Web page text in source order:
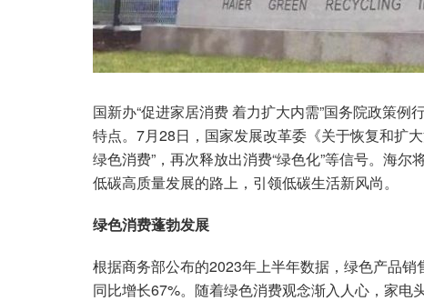
国新办“促进家居消费 着力扩大内需”国务院政策
特点。7月28日，国家发展改革委《关于恢复和扩
绿色消费”，再次释放出消费“绿色化”等信号。海
低碳高质量发展的路上，引领低碳生活新风尚。
绿色消费蓬勃发展
根据商务部公布的2023年上半年数据，绿色产品
同比增长67%。随着绿色消费观念渐入人心，家